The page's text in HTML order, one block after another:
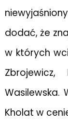
dodać, że
w których
Wasilewska.
Kholat w